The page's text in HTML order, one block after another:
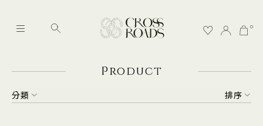
0
Product
排序
分類